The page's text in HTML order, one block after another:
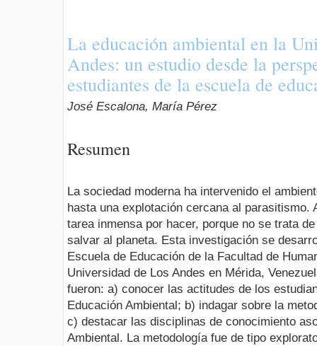
La educación ambiental en la
Andes: un estudio desde la
estudiantes de la escuela de
José Escalona, María Pérez
Resumen
La sociedad moderna ha intervenido el
hasta una explotación cercana al parasitismo.
tarea inmensa por hacer, porque no se trata
salvar al planeta. Esta investigación se
Escuela de Educación de la Facultad de
Universidad de Los Andes en Mérida,
fueron: a) conocer las actitudes de los
Educación Ambiental; b) indagar sobre la
c) destacar las disciplinas de conocimiento
Ambiental. La metodología fue de tipo